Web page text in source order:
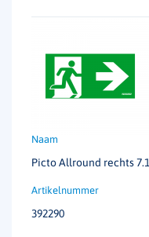
Picto Allround rechts 7.1
392290